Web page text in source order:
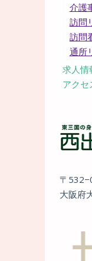
介護
訪問
訪問
通所
求人情
アクセ
〒
大阪府